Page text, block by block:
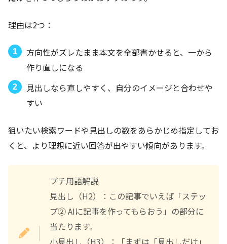
理由は2つ：
方向性がズレたまま本文を全部書かせると、一から
作り直しになる
見出しなら直しやすく、自分のイメージと合わせや
すい
狙いたい検索ワードや見出しの数をあらかじめ指定してお
くと、より理想に近い回答が出やすい傾向があります。
プチ用語解説
見出し（H2）：この記事でいえば「ステッ
プ② AIに記事を作ってもらおう」の部分に
当たります。